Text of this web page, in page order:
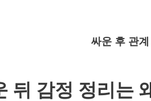
싸운 후 관
뒤 감정 정리는